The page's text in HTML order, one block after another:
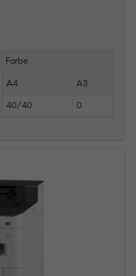
Farbe
A4 A3
40/40 0